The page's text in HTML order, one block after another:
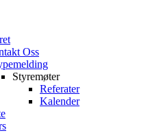
Oss
Styremøter
Referater
Kalender